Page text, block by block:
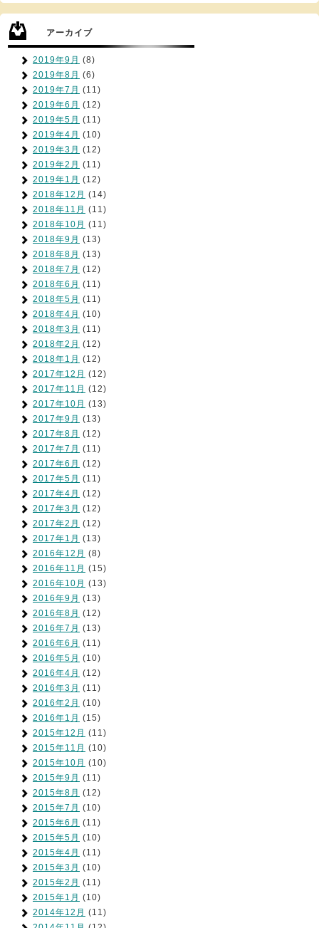
アーカイブ
2019年9月 (8)
2019年8月 (6)
2019年7月 (11)
2019年6月 (12)
2019年5月 (11)
2019年4月 (10)
2019年3月 (12)
2019年2月 (11)
2019年1月 (12)
2018年12月 (14)
2018年11月 (11)
2018年10月 (11)
2018年9月 (13)
2018年8月 (13)
2018年7月 (12)
2018年6月 (11)
2018年5月 (11)
2018年4月 (10)
2018年3月 (11)
2018年2月 (12)
2018年1月 (12)
2017年12月 (12)
2017年11月 (12)
2017年10月 (13)
2017年9月 (13)
2017年8月 (12)
2017年7月 (11)
2017年6月 (12)
2017年5月 (11)
2017年4月 (12)
2017年3月 (12)
2017年2月 (12)
2017年1月 (13)
2016年12月 (8)
2016年11月 (15)
2016年10月 (13)
2016年9月 (13)
2016年8月 (12)
2016年7月 (13)
2016年6月 (11)
2016年5月 (10)
2016年4月 (12)
2016年3月 (11)
2016年2月 (10)
2016年1月 (15)
2015年12月 (11)
2015年11月 (10)
2015年10月 (10)
2015年9月 (11)
2015年8月 (12)
2015年7月 (10)
2015年6月 (11)
2015年5月 (10)
2015年4月 (11)
2015年3月 (10)
2015年2月 (11)
2015年1月 (10)
2014年12月 (11)